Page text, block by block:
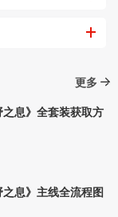
更多
之息》全套装获取方
之息》主线全流程图